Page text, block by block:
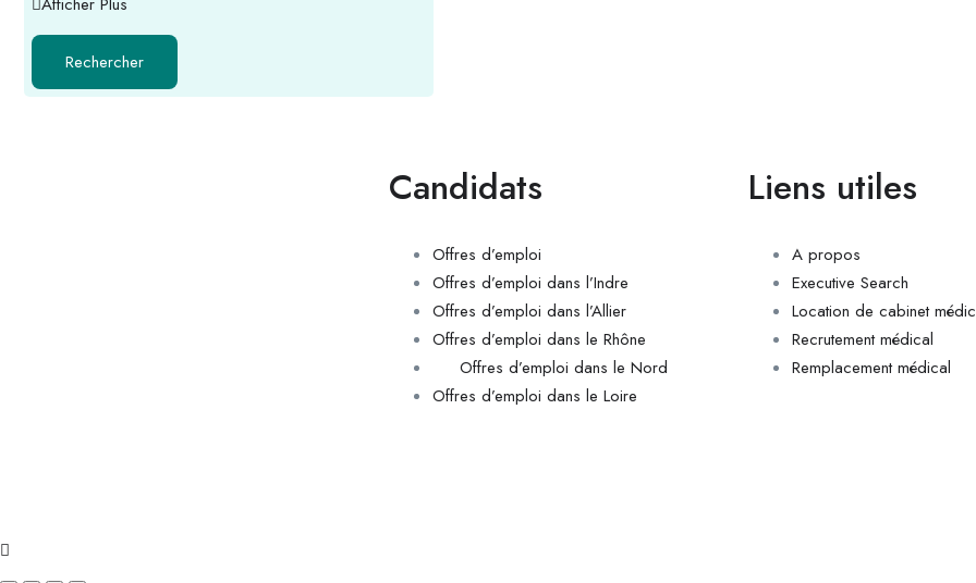
Rechercher
Candidats
Offres d’emploi
Offres d’emploi dans l’Indre
Offres d’emploi dans l’Allier
Offres d’emploi dans le Rhône
Offres d’emploi dans le Nord
Offres d’emploi dans le Loire
Liens utiles
A propos
Executive Search
Location de cabinet
Recrutement médical
Remplacement médical